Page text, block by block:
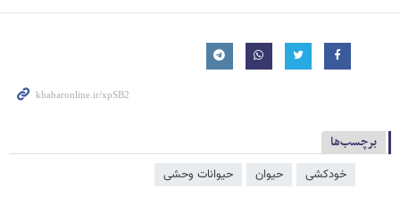
برچسب‌ها
خودکشی حیوان حیوانات وحشی